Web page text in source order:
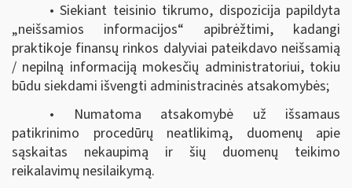
• Siekiant teisinio tikrumo, dispozicija papildyta
„neišsamios informacijos“ apibrėžtimi, kadangi
praktikoje finansų rinkos dalyviai pateikdavo neišsamią
/ nepilną informaciją mokesčių administratoriui, tokiu
būdu siekdami išvengti administracinės atsakomybės;
• Numatoma atsakomybė už išsamaus
patikrinimo procedūrų neatlikimą, duomenų apie
sąskaitas nekaupimą ir šių duomenų teikimo
reikalavimų nesilaikymą.